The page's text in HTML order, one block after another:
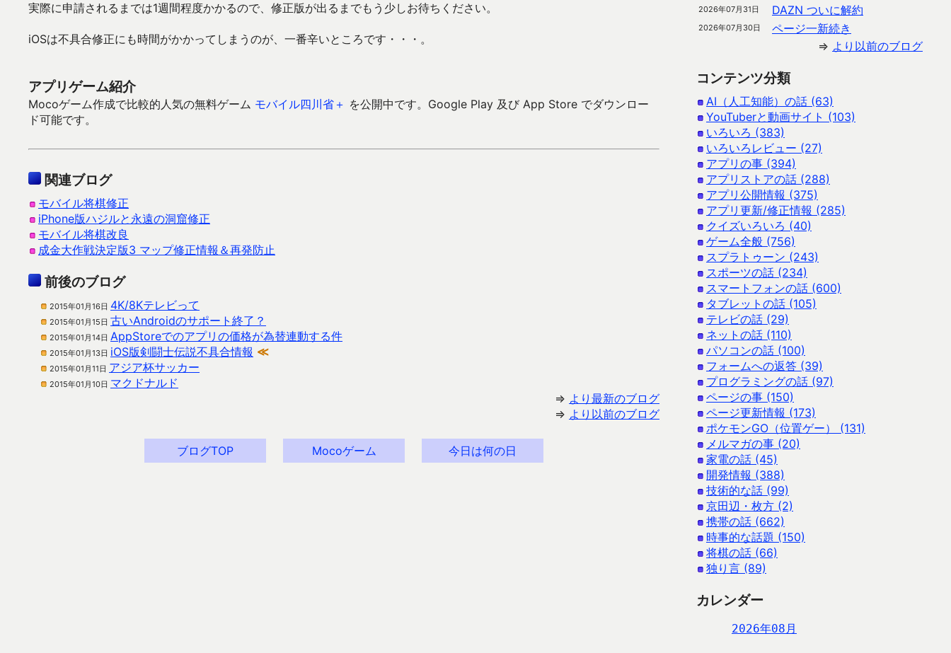
実際に申請されるまでは1週間程度かかるので、修正版が出るまでもう少しお待ちください。
iOSは不具合修正にも時間がかかってしまうのが、一番辛いところです・・・。
アプリゲーム紹介
Mocoゲーム作成で比較的人気の無料ゲーム モバイル四川省＋ を公開中です。Google Play 及び App Store でダウンロー
ド可能です。
関連ブログ
モバイル将棋修正
iPhone版ハジルと永遠の洞窟修正
モバイル将棋改良
成金大作戦決定版3 マップ修正情報＆再発防止
前後のブログ
2015年01月16日 4K/8Kテレビって
2015年01月15日 古いAndroidのサポート終了？
2015年01月14日 AppStoreでのアプリの価格が為替連動する件
2015年01月13日 iOS版剣闘士伝説不具合情報 ≪
2015年01月11日 アジア杯サッカー
2015年01月10日 マクドナルド
⇒ より最新のブログ
⇒ より以前のブログ
ブログTOP Mocoゲーム 今日は何の日
2026年07月31日 DAZN ついに解約
2026年07月30日
ページ一新続き
⇒ より以前のブログ
コンテンツ分類
AI（人工知能）の話 (63)
YouTuberと動画サイト (103)
いろいろ (383)
いろいろレビュー (27)
アプリの事 (394)
アプリストアの話 (288)
アプリ公開情報 (375)
アプリ更新/修正情報 (285)
クイズいろいろ (40)
ゲーム全般 (756)
スプラトゥーン (243)
スポーツの話 (234)
スマートフォンの話 (600)
タブレットの話 (105)
テレビの話 (29)
ネットの話 (110)
パソコンの話 (100)
フォームへの返答 (39)
プログラミングの話 (97)
ページの事 (150)
ページ更新情報 (173)
ポケモンGO（位置ゲー） (131)
メルマガの事 (20)
家電の話 (45)
開発情報 (388)
技術的な話 (99)
京田辺・枚方 (2)
携帯の話 (662)
時事的な話題 (150)
将棋の話 (66)
独り言 (89)
カレンダー
2026年08月